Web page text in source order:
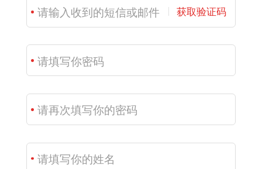
获取验证码